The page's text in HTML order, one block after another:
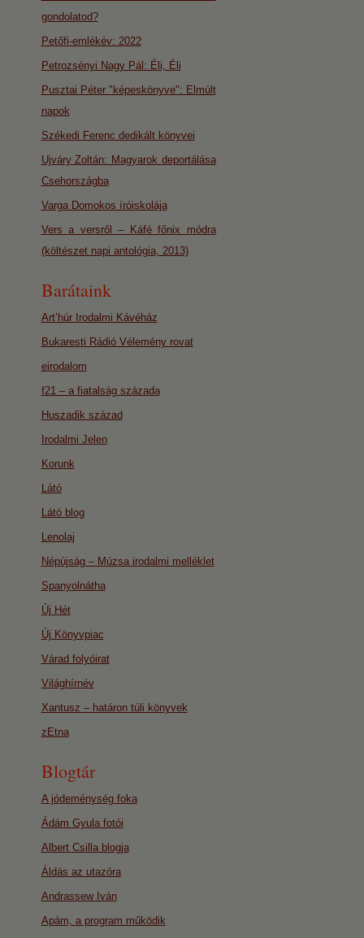
gondolatod?
Petőfi-emlékév: 2022
Petrozsényi Nagy Pál: Éli, Éli
Pusztai Péter "képeskönyve": Elmúlt
napok
Székedi Ferenc dedikált könyvei
Ujváry Zoltán: Magyarok deportálása
Csehországba
Varga Domokos íróiskolája
Vers a versről – Káfé főnix módra
(költészet napi antológia, 2013)
Barátaink
Art’húr Irodalmi Kávéház
Bukaresti Rádió Vélemény rovat
eirodalom
f21 – a fiatalság százada
Huszadik század
Irodalmi Jelen
Korunk
Látó
Látó blog
Lenolaj
Népújság – Múzsa irodalmi melléklet
Spanyolnátha
Új Hét
Új Könyvpiac
Várad folyóirat
Világhírnév
Xantusz – határon túli könyvek
zEtna
Blogtár
A jódeménység foka
Ádám Gyula fotói
Albert Csilla blogja
Áldás az utazóra
Andrassew Iván
Apám, a program működik